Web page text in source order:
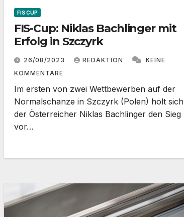
FIS CUP
FIS-Cup: Niklas Bachlinger mit
Erfolg in Szczyrk
26/08/2023 REDAKTION
KEINE
KOMMENTARE
Im ersten von zwei Wettbewerben auf der
Normalschanze in Szczyrk (Polen) holt sich
der Österreicher Niklas Bachlinger den Sieg
vor…